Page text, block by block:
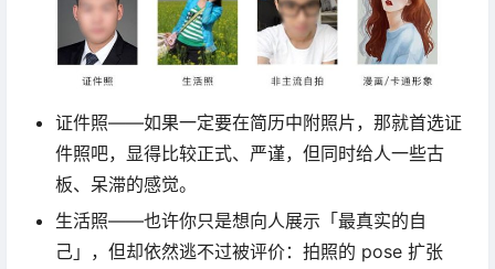
证件照——如果一定要在简历中附照片，那就首选证
件照吧，显得比较正式、严谨，但同时给人一些古
板、呆滞的感觉。
生活照——也许你只是想向人展示「最真实的自
己」，但却依然逃不过被评价：拍照的 pose 扩张